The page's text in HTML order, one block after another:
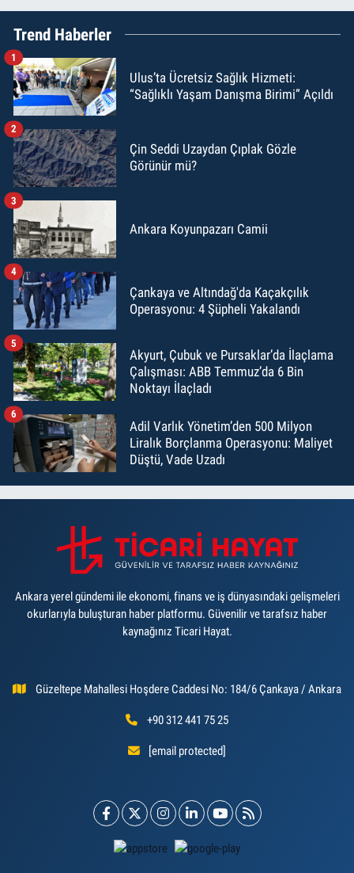
Trend Haberler
Ulus’ta Ücretsiz Sağlık Hizmeti:
“Sağlıklı Yaşam Danışma Birimi” Açıldı
1
Çin Seddi Uzaydan Çıplak Gözle
Görünür mü?
2
Ankara Koyunpazarı Camii
3
Çankaya ve Altındağ'da Kaçakçılık
Operasyonu: 4 Şüpheli Yakalandı
4
Akyurt, Çubuk ve Pursaklar’da İlaçlama
Çalışması: ABB Temmuz’da 6 Bin
Noktayı İlaçladı
5
Adil Varlık Yönetim’den 500 Milyon
Liralık Borçlanma Operasyonu: Maliyet
Düştü, Vade Uzadı
6
Ankara yerel gündemi ile ekonomi, finans ve iş dünyasındaki gelişmeleri
okurlarıyla buluşturan haber platformu. Güvenilir ve tarafsız haber
kaynağınız Ticari Hayat.
Güzeltepe Mahallesi Hoşdere Caddesi No: 184/6 Çankaya / Ankara
+90 312 441 75 25
[email protected]